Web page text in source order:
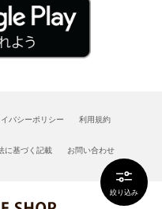
絞り込み
バシーポリシー 利用規約
に基づく記載 お問い合わせ